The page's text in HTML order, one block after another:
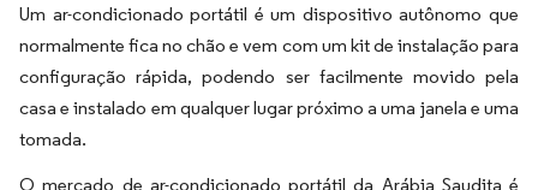
Um ar-condicionado portátil é um dispositivo autônomo que
normalmente fica no chão e vem com um kit de instalação para
configuração rápida, podendo ser facilmente movido pela
casa e instalado em qualquer lugar próximo a uma janela e uma
tomada.
O mercado de ar-condicionado portátil da Arábia Saudita é